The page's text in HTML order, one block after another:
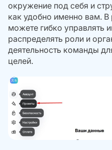
окружение под себя и
как удобно именно вам.
можете гибко управлять
распределять роли и
деятельность команды
целей.